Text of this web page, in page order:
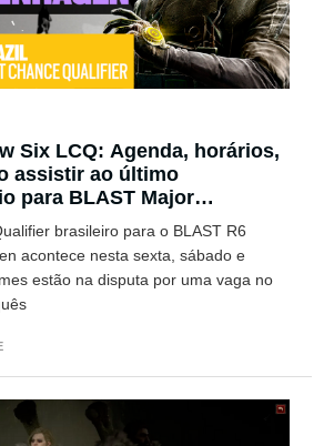
Six LCQ: Agenda, horários,
assistir ao último
para BLAST Major
:sparkles: 1
brasileiro para o BLAST R6
acontece nesta sexta, sábado e
estão na disputa por uma vaga no